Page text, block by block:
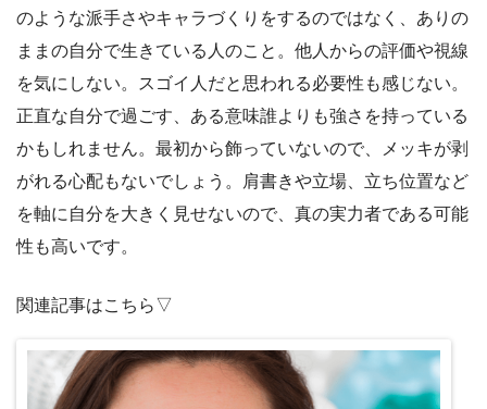
のような派手さやキャラづくりをするのではなく、ありの
ままの自分で生きている人のこと。他人からの評価や視線
を気にしない。スゴイ人だと思われる必要性も感じない。
正直な自分で過ごす、ある意味誰よりも強さを持っている
かもしれません。最初から飾っていないので、メッキが剥
がれる心配もないでしょう。肩書きや立場、立ち位置など
を軸に自分を大きく見せないので、真の実力者である可能
性も高いです。
関連記事はこちら▽